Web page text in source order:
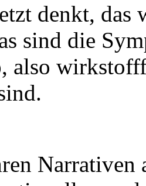
denkt, das
sind die
also
Narrativen